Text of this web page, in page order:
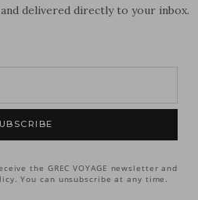
and delivered directly to your inbox.
the GREC VOYAGE newsletter and
You can unsubscribe at any time.